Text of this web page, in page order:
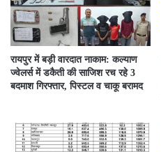
रायपुर में बड़ी वारदात नाकाम: कल्याण
ज्वेलर्स में डकैती की साजिश रच रहे 3
बदमाश गिरफ्तार, पिस्टल व चाकू बरामद